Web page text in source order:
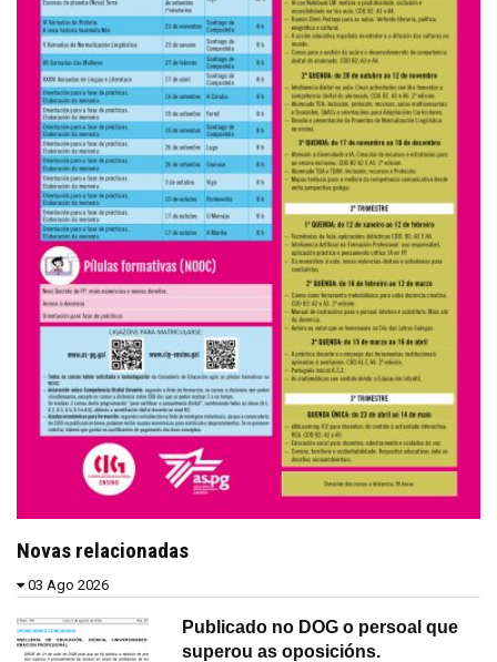
Novas relacionadas
03 Ago 2026
Publicado no DOG o persoal que
superou as oposicións.